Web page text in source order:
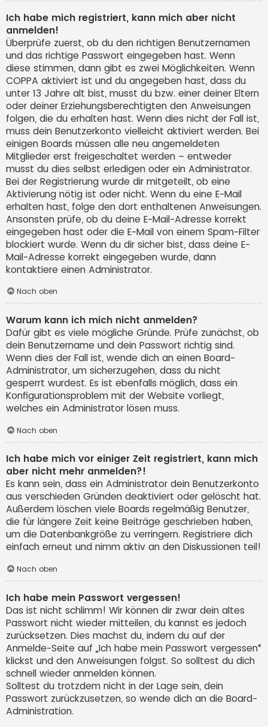
Ich habe mich registriert, kann mich aber nicht
anmelden!
Überprüfe zuerst, ob du den richtigen Benutzernamen
und das richtige Passwort eingegeben hast. Wenn
diese stimmen, dann gibt es zwei Möglichkeiten. Wenn
COPPA aktiviert ist und du angegeben hast, dass du
unter 13 Jahre alt bist, musst du bzw. einer deiner Eltern
oder deiner Erziehungsberechtigten den Anweisungen
folgen, die du erhalten hast. Wenn dies nicht der Fall ist,
muss dein Benutzerkonto vielleicht aktiviert werden. Bei
einigen Boards müssen alle neu angemeldeten
Mitglieder erst freigeschaltet werden – entweder
musst du dies selbst erledigen oder ein Administrator.
Bei der Registrierung wurde dir mitgeteilt, ob eine
Aktivierung nötig ist oder nicht. Wenn du eine E-Mail
erhalten hast, folge den dort enthaltenen Anweisungen.
Ansonsten prüfe, ob du deine E-Mail-Adresse korrekt
eingegeben hast oder die E-Mail von einem Spam-Filter
blockiert wurde. Wenn du dir sicher bist, dass deine E-
Mail-Adresse korrekt eingegeben wurde, dann
kontaktiere einen Administrator.
Nach oben
Warum kann ich mich nicht anmelden?
Dafür gibt es viele mögliche Gründe. Prüfe zunächst, ob
dein Benutzername und dein Passwort richtig sind.
Wenn dies der Fall ist, wende dich an einen Board-
Administrator, um sicherzugehen, dass du nicht
gesperrt wurdest. Es ist ebenfalls möglich, dass ein
Konfigurationsproblem mit der Website vorliegt,
welches ein Administrator lösen muss.
Nach oben
Ich habe mich vor einiger Zeit registriert, kann mich
aber nicht mehr anmelden?!
Es kann sein, dass ein Administrator dein Benutzerkonto
aus verschieden Gründen deaktiviert oder gelöscht hat.
Außerdem löschen viele Boards regelmäßig Benutzer,
die für längere Zeit keine Beiträge geschrieben haben,
um die Datenbankgröße zu verringern. Registriere dich
einfach erneut und nimm aktiv an den Diskussionen teil!
Nach oben
Ich habe mein Passwort vergessen!
Das ist nicht schlimm! Wir können dir zwar dein altes
Passwort nicht wieder mitteilen, du kannst es jedoch
zurücksetzen. Dies machst du, indem du auf der
Anmelde-Seite auf „Ich habe mein Passwort vergessen“
klickst und den Anweisungen folgst. So solltest du dich
schnell wieder anmelden können.
Solltest du trotzdem nicht in der Lage sein, dein
Passwort zurückzusetzen, so wende dich an die Board-
Administration.